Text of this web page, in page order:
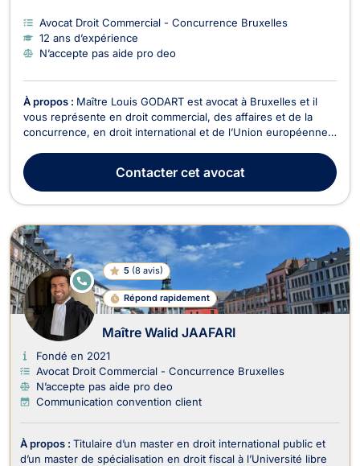
Avocat Droit Commercial - Concurrence Bruxelles
12 ans d’expérience
N’accepte pas aide pro deo
À propos : Maître Louis GODART est avocat à Bruxelles et il
vous représente en droit commercial, des affaires et de la
concurrence, en droit international et de l’Union européenne,
communication et en droit de la propriété intellectuelle. Maître
Louis GODART vous assiste e...
Contactercet avocat
5 (8 avis)
Répond rapidement
E
N
LI
G
N
E
Maître Walid JAAFARI
Fondé en 2021
Avocat Droit Commercial - Concurrence Bruxelles
N’accepte pas aide pro deo
Communication convention client
À propos : Titulaire d’un master en droit international public et
d’un master de spécialisation en droit fiscal à l’Université libre